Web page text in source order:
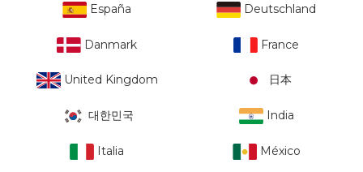
España Deutschland
Danmark France
United Kingdom 日本
대한민국 India
Italia México